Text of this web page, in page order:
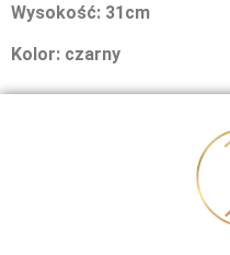
Wysokość: 31cm
Kolor: czarny